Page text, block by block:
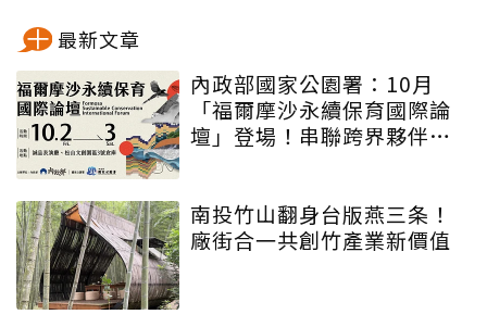
最新文章
內政部國家公園署：10月
「福爾摩沙永續保育國際論
壇」登場！串聯跨界夥伴與
南投竹山翻身台版燕三条！
廠街合一共創竹產業新價值